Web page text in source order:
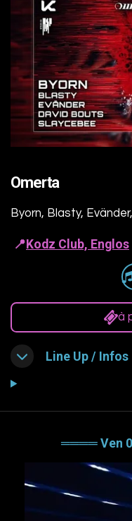
Omerta
Byorn, Blasty,
📍Kodz Club, Englos
à
Line Up / Infos
════ Ven